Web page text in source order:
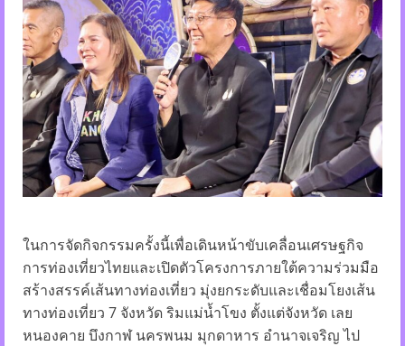
ในการจัดกิจกรรมครั้งนี้เพื่อเดินหน้าขับเคลื่อนเศรษฐกิจ
การท่องเที่ยวไทยและเปิดตัวโครงการภายใต้ความร่วมมือ
สร้างสรรค์เส้นทางท่องเที่ยว มุ่งยกระดับและเชื่อมโยงเส้น
ทางท่องเที่ยว 7 จังหวัด ริมแม่น้ำโขง ตั้งแต่จังหวัด เลย
หนองคาย บึงกาฬ นครพนม มุกดาหาร อำนาจเจริญ ไป